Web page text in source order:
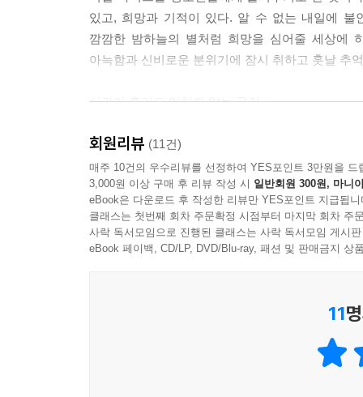
있고, 희망과 기적이 있다. 알 수 없는 내일에 불
깜깜한 밤하늘의 별처럼 희망을 심어줄 세상에
아늑함과 신비로운 분위기에 잠시 취하고 훗날 추
시간이 흘러도 잊히지 않는 공간,
파리를 사랑하는 사람들에게 이제는 성지가 되어
지드 등 많은 작가들에게 사랑 받았던 곳이다. 흥
책방은 단순히 책을 사고파는 공간이 아니다. 작
책방과 빙글빙글 괴물〉에서는 자발적 아웃사
놀림받던 미지에게는 자신도 몰랐던 숨겨진 재능
기억해 주지 않는 책들이 모여 있는 무덤 책방이
벗어나지 않으려는 마음에 자기 의지를 포기한
가진 해환이 좌절감을 극복하고 다시 꿈을 간직하
회원리뷰 (11건)
매주 10건의 우수리뷰를 선정하여 YES포인트 3만원을 드
3,000원 이상 구매 후 리뷰 작성 시 일반회원 300원, 마니
eBook은 다운로드 후 작성한 리뷰만 YES포인트 지급됩니
클래스는 첫번째 회차 주문확정 시점부터 마지막 회차 주
사락 독서모임으로 진행된 클래스는 사락 독서모임 게시
eBook 페이백, CD/LP, DVD/Blu-ray, 패션 및 판매금지 상
11